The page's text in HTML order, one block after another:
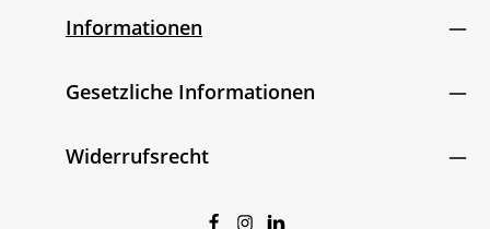
Informationen
Gesetzliche Informationen
Widerrufsrecht